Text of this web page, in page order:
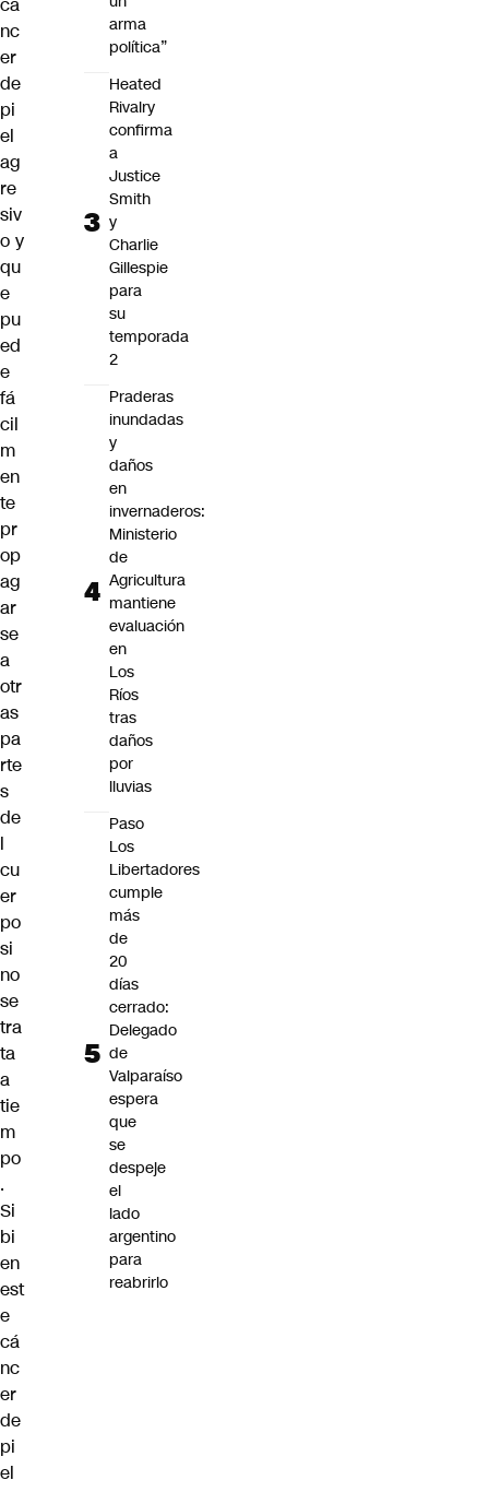
nc
er
de
pi
el
ag
re
siv
o y
qu
e
pu
ed
e
fá
cil
m
en
te
pr
op
ag
ar
se
a
otr
as
pa
rte
s
de
l
cu
er
po
si
no
se
tra
ta
a
tie
m
po
.
Si
bi
en
est
e
cá
nc
er
de
pi
el
arma
política”
Heated
Rivalry
confirma
a
Justice
Smith
y
Charlie
Gillespie
para
su
temporada
2
Praderas
inundadas
y
daños
en
invernaderos:
Ministerio
de
Agricultura
mantiene
evaluación
en
Los
Ríos
tras
daños
por
lluvias
Paso
Los
Libertadores
cumple
más
de
20
días
cerrado:
Delegado
de
Valparaíso
espera
que
se
despeje
el
lado
argentino
para
reabrirlo